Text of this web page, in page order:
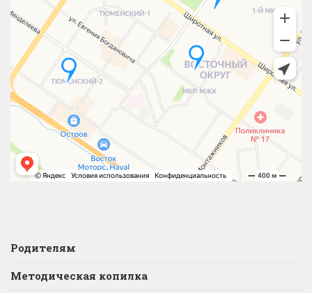
Родителям
Методическая копилка